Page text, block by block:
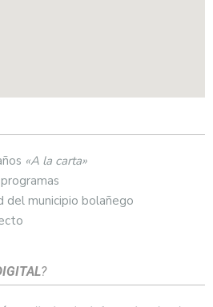
«A la carta»
del municipio bolañego
?